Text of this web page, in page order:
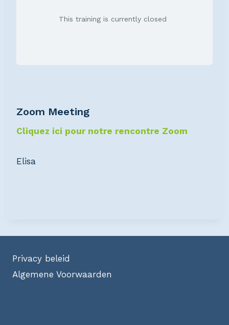
This training is currently closed
Zoom Meeting
Cliquez ici pour notre rencontre Zoom
Elisa
Privacy beleid
Algemene Voorwaarden